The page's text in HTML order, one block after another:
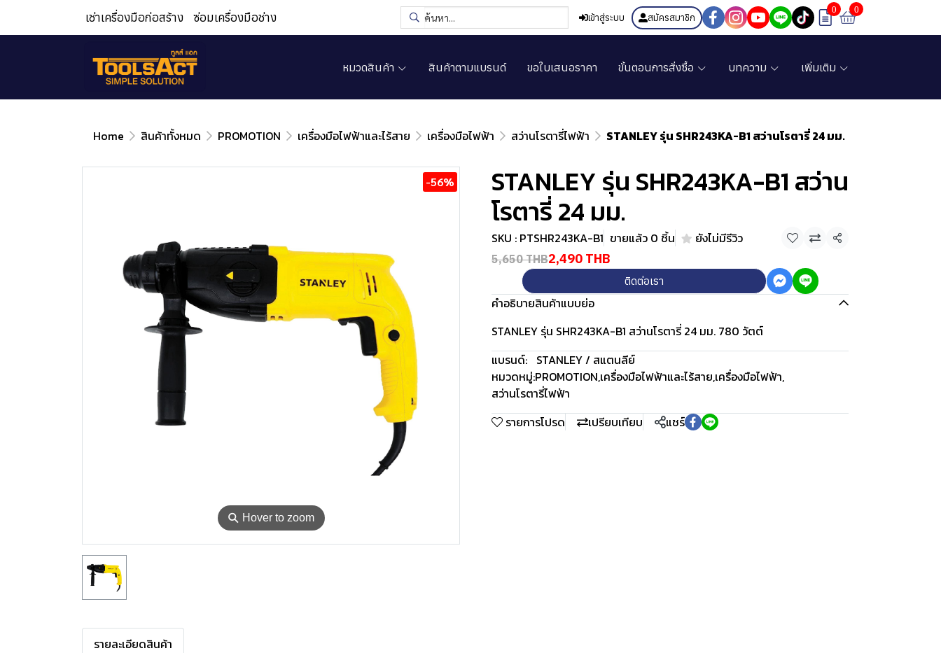
เช่าเครื่องมือก่อสร้าง ซ่อมเครื่องมือช่าง เข้าสู่ระบบ สมัครสมาชิก
0 0
หมวดสินค้า สินค้าตามแบรนด์ ขอใบเสนอราคา ขั้นตอนการสั่งซื้อ บทความ เพิ่มเติม
Home สินค้าทั้งหมด PROMOTION เครื่องมือไฟฟ้าและไร้สาย เครื่องมือไฟฟ้า สว่านโรตารี่ไฟฟ้า STANLEY รุ่น SHR243KA-B1 สว่านโรตารี่ 24 มม.
⚲ Hover to zoom
-56% STANLEY รุ่น SHR243KA-B1 สว่าน
โรตารี่ 24 มม.
SKU : PTSHR243KA-B1 ขายแล้ว 0 ชิ้น ยังไม่มีรีวิว
แชร์
5,650 THB2,490 THB
ติดต่อเรา
คำอธิบายสินค้าแบบย่อ
STANLEY รุ่น SHR243KA-B1 สว่านโรตารี่ 24 มม. 780 วัตต์
แบรนด์: STANLEY / สแตนลีย์
หมวดหมู่:PROMOTION,เครื่องมือไฟฟ้าและไร้สาย,เครื่องมือไฟฟ้า,
สว่านโรตารี่ไฟฟ้า
รายการโปรด
เปรียบเทียบ แชร์
รายละเอียดสินค้า